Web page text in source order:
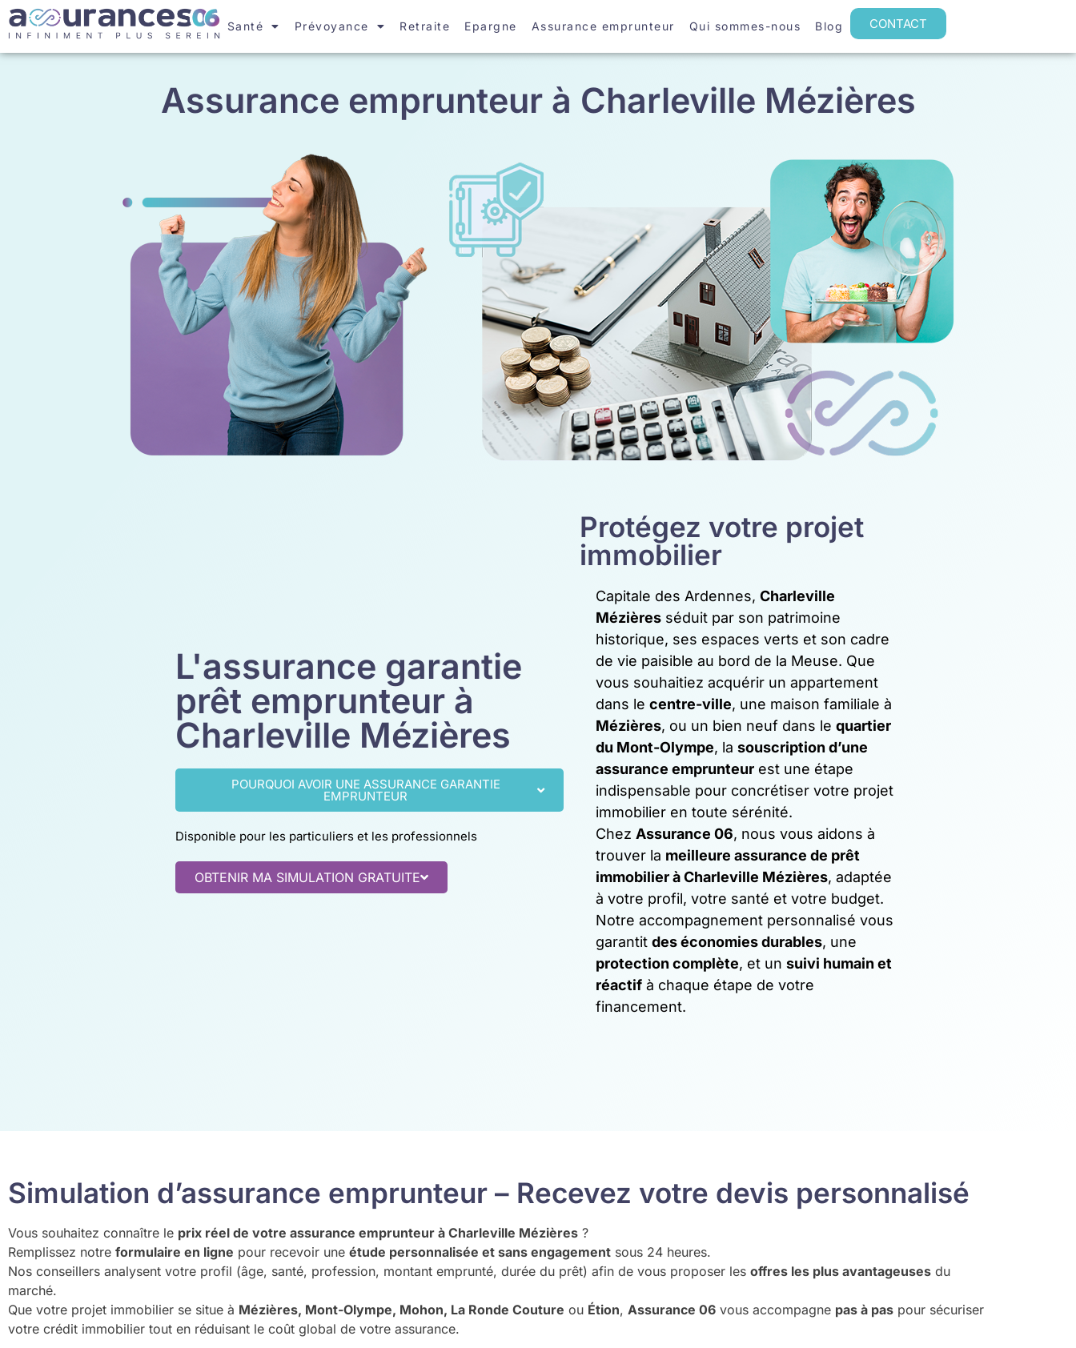
Santé Prévoyance Retraite Epargne Assurance emprunteur Qui sommes-nous Blog CONTACT
Assurance emprunteur à Charleville Mézières
L'assurance garantie
prêt emprunteur à
Charleville Mézières
POURQUOI AVOIR UNE ASSURANCE GARANTIE
EMPRUNTEUR
Disponible pour les particuliers et les professionnels
OBTENIR MA SIMULATION GRATUITE
Protégez votre projet
immobilier
Capitale des Ardennes, Charleville
Mézièresséduit par son patrimoine
historique, ses espaces verts et son cadre
de vie paisible au bord de la Meuse. Que
vous souhaitiez acquérir un appartement
dans le centre-ville, une maison familiale à
Mézières, ou un bien neuf dans le quartier
du Mont-Olympe, la souscription d’une
assurance emprunteurest une étape
indispensable pour concrétiser votre projet
immobilier en toute sérénité.
Chez Assurance 06, nous vous aidons à
trouver la meilleure assurance de prêt
immobilier à Charleville Mézières, adaptée
à votre profil, votre santé et votre budget.
Notre accompagnement personnalisé vous
garantit des économies durables, une
protection complète, et un suivi humain et
réactifà chaque étape de votre
financement.
Simulation d’assurance emprunteur – Recevez votre devis personnalisé
Vous souhaitez connaître le prix réel de votre assurance emprunteur à Charleville Mézières ?
Remplissez notre formulaire en ligne pour recevoir une étude personnalisée et sans engagement sous 24 heures.
Nos conseillers analysent votre profil (âge, santé, profession, montant emprunté, durée du prêt) afin de vous proposer les offres les plus avantageuses du
marché.
Que votre projet immobilier se situe à Mézières, Mont-Olympe, Mohon, La Ronde Couture ou Étion, Assurance 06 vous accompagne pas à pas pour sécuriser
votre crédit immobilier tout en réduisant le coût global de votre assurance.